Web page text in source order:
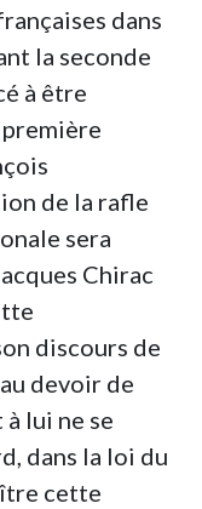
dans
la seconde
à être
première
de la rafle
sera
Chirac
discours de
devoir de
lui ne se
dans la loi du
cette